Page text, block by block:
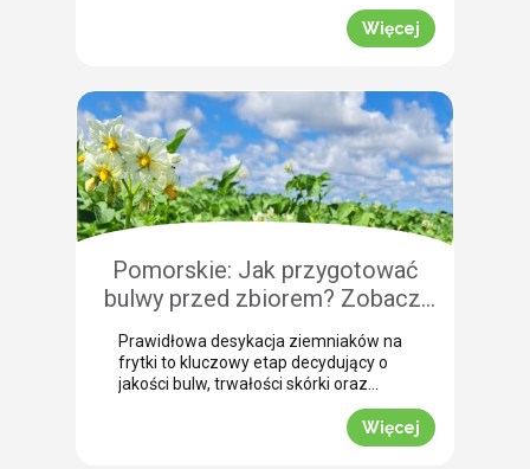
natychmiastowe zabezpieczenie
Uszkodzona skórka to otwarta droga
dla patogenów grzybowych, które
potrafią zniszczyć owoce tuż przed
zbiorem. Nasza ekspertka Justyna
Wasiak ostrzega przed nadchodzącym
frontem burzowym i wskazuje
skuteczne rozwiązanie interwencyjne.
Więcej
Pomorskie: Jak przygotować
bulwy przed zbiorem? Zobacz,
jak przebiega profesjonalna
desykacja ziemniaków na frytki!
Prawidłowa desykacja ziemniaków na
frytki to kluczowy etap decydujący o
jakości bulw, trwałości skórki oraz
łatwości zbioru maszynowego. Nasz
przeprowadził niedawno lustrację
Więcej